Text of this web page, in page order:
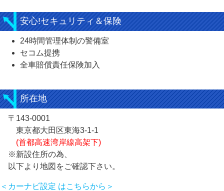
安心!セキュリティ＆保険
24時間管理体制の警備室
セコム提携
全車賠償責任保険加入
所在地
〒143-0001
東京都大田区東海3-1-1
(首都高速湾岸線高架下)
※新設住所の為、
以下より地図をご確認下さい。
＜カーナビ設定 はこちらから＞